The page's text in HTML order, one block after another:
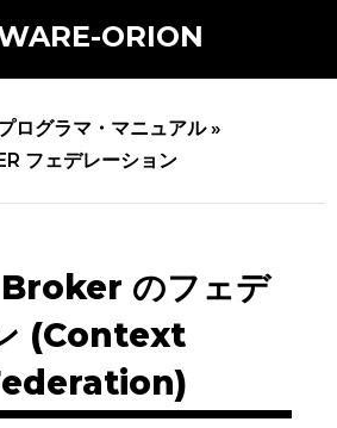
ORION
ログラマ・マニュアル »
フェデレーション
のフェデ
(Context